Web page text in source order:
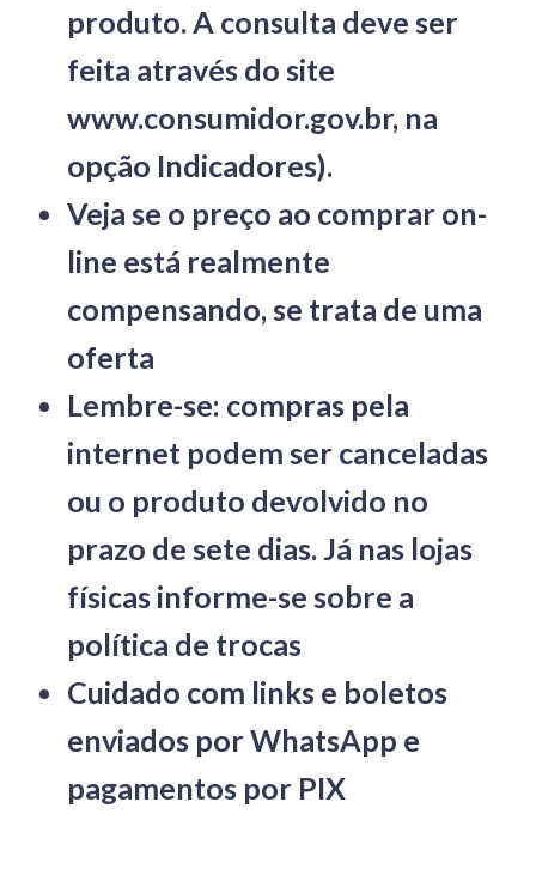
produto. A consulta deve ser
feita através do site
www.consumidor.gov.br, na
opção Indicadores).
Veja se o preço ao comprar on-
line está realmente
compensando, se trata de uma
oferta
Lembre-se: compras pela
internet podem ser canceladas
ou o produto devolvido no
prazo de sete dias. Já nas lojas
físicas informe-se sobre a
política de trocas
Cuidado com links e boletos
enviados por WhatsApp e
pagamentos por PIX